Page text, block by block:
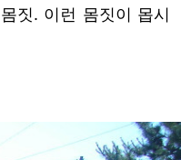
짓. 이런 몸짓이 몹시